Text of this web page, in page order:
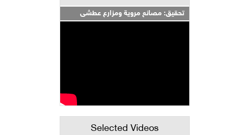
تحقيق: مصانع مروية ومزارع عطشى
Selected Videos